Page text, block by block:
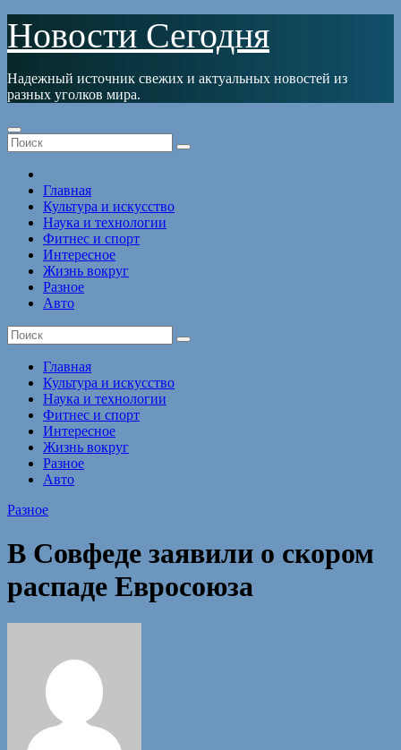
Перейти
содержимому
Новости Сегодня
Надежный источник свежих и актуальных новостей из
разных уголков мира.
Главная
Культура и искусство
Наука и технологии
Фитнес и спорт
Интересное
Жизнь вокруг
Разное
Авто
Главная
Культура и искусство
Наука и технологии
Фитнес и спорт
Интересное
Жизнь вокруг
Разное
Авто
Разное
В Совфеде заявили о скором
распаде Евросоюза